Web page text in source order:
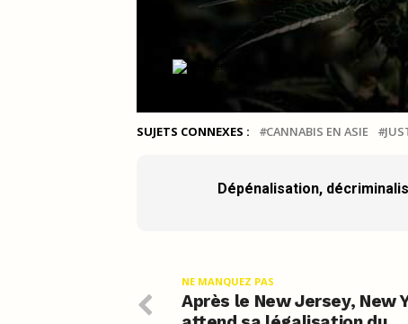
SUJETS CONNEXES : CANNABIS EN ASIE
Dépénalisation,
NE MANQUEZ PAS
Après le New Jersey, New